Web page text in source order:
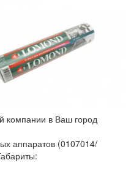
компании в Ваш город
аппаратов (0107014/